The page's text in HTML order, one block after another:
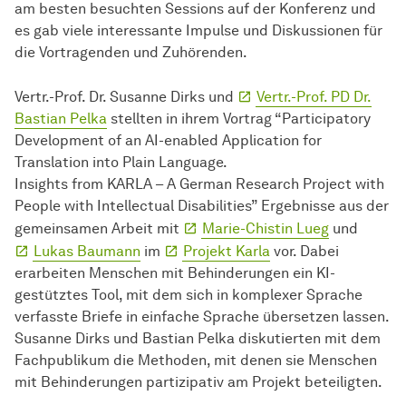
am besten besuchten Sessions auf der Konferenz und
es gab viele interessante Impulse und Diskussionen für
die Vortragenden und Zuhörenden.
Vertr.-Prof. Dr. Susanne Dirks und
Vertr.-Prof. PD Dr.
Bastian Pelka stellten in ihrem Vortrag “Participatory
Development of an AI-enabled Application for
Translation into Plain Language.
Insights from KARLA – A German Research Project with
People with Intellectual Disabilities” Ergebnisse aus der
gemeinsamen Arbeit mit
Marie-Chistin Lueg und
Lukas Baumann im Projekt Karla vor. Dabei
erarbeiten Menschen mit Behinderungen ein KI-
gestütztes Tool, mit dem sich in komplexer Sprache
verfasste Briefe in einfache Sprache übersetzen lassen.
Susanne Dirks und Bastian Pelka diskutierten mit dem
Fachpublikum die Methoden, mit denen sie Menschen
mit Behinderungen partizipativ am Projekt beteiligten.